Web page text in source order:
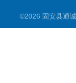
©2026 固安县通